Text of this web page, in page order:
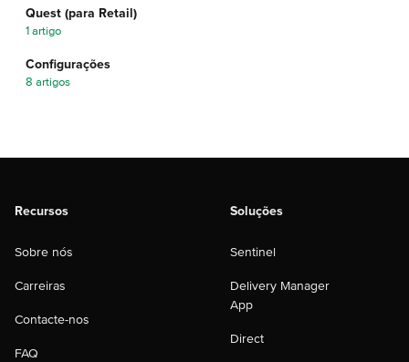
Quest (para Retail)
1 artigo
Configurações
8 artigos
Recursos
Sobre nós
Carreiras
Contacte-nos
FAQ
Soluções
Sentinel
Delivery Manager
App
Direct